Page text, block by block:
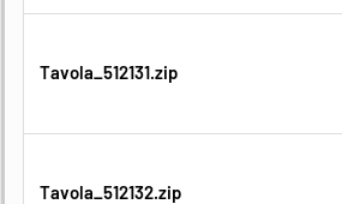
Tavola_512131.zip
Tavola_512132.zip